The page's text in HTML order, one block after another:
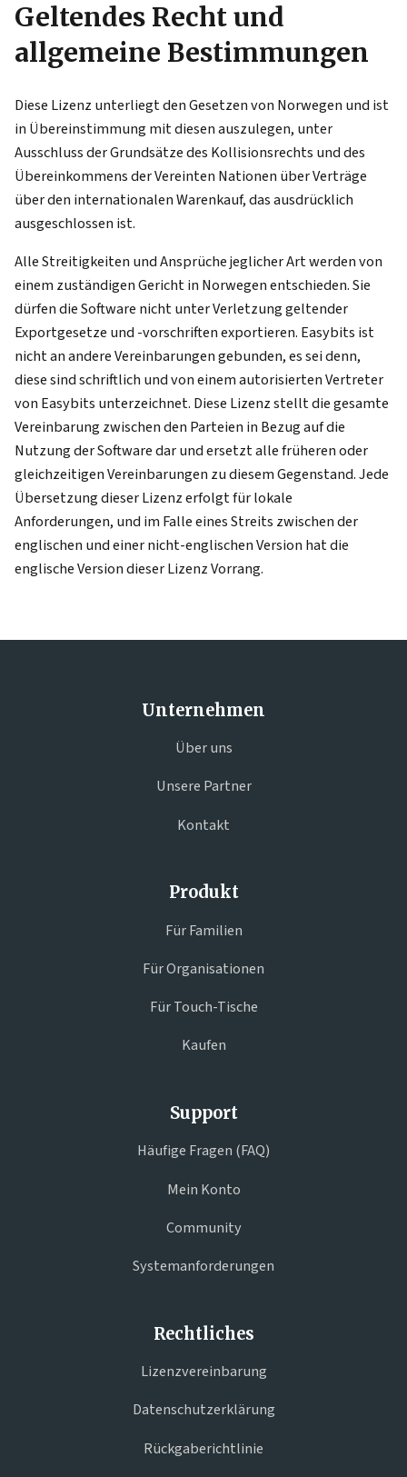
Geltendes Recht und
allgemeine Bestimmungen
Diese Lizenz unterliegt den Gesetzen von Norwegen und ist
in Übereinstimmung mit diesen auszulegen, unter
Ausschluss der Grundsätze des Kollisionsrechts und des
Übereinkommens der Vereinten Nationen über Verträge
über den internationalen Warenkauf, das ausdrücklich
ausgeschlossen ist.
Alle Streitigkeiten und Ansprüche jeglicher Art werden von
einem zuständigen Gericht in Norwegen entschieden. Sie
dürfen die Software nicht unter Verletzung geltender
Exportgesetze und -vorschriften exportieren. Easybits ist
nicht an andere Vereinbarungen gebunden, es sei denn,
diese sind schriftlich und von einem autorisierten Vertreter
von Easybits unterzeichnet. Diese Lizenz stellt die gesamte
Vereinbarung zwischen den Parteien in Bezug auf die
Nutzung der Software dar und ersetzt alle früheren oder
gleichzeitigen Vereinbarungen zu diesem Gegenstand. Jede
Übersetzung dieser Lizenz erfolgt für lokale
Anforderungen, und im Falle eines Streits zwischen der
englischen und einer nicht-englischen Version hat die
englische Version dieser Lizenz Vorrang.
Unternehmen
Über uns
Unsere Partner
Kontakt
Produkt
Für Familien
Für Organisationen
Für Touch-Tische
Kaufen
Support
Häufige Fragen (FAQ)
Mein Konto
Community
Systemanforderungen
Rechtliches
Lizenzvereinbarung
Datenschutzerklärung
Rückgaberichtlinie